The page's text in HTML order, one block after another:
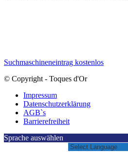
Suchmaschineneintrag kostenlos
© Copyright - Toques d'Or
Impressum
Datenschutzerklärung
AGB`s
Barrierefreiheit
Sprache auswählen